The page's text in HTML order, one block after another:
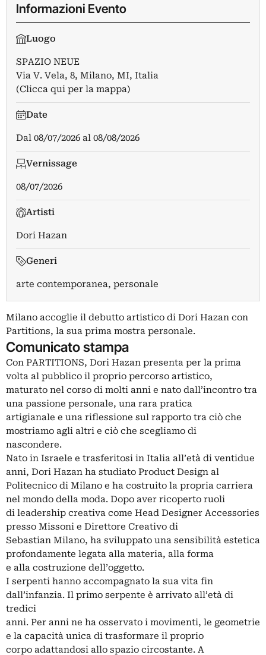
Informazioni Evento
Luogo
SPAZIO NEUE
Via V. Vela, 8, Milano, MI, Italia
(Clicca qui per la mappa)
Date
Dal 08/07/2026 al 08/08/2026
Vernissage
08/07/2026
Artisti
Dori Hazan
Generi
arte contemporanea, personale
Milano accoglie il debutto artistico di Dori Hazan con
Partitions, la sua prima mostra personale.
Comunicato stampa
Con PARTITIONS, Dori Hazan presenta per la prima
volta al pubblico il proprio percorso artistico,
maturato nel corso di molti anni e nato dall’incontro tra
una passione personale, una rara pratica
artigianale e una riflessione sul rapporto tra ciò che
mostriamo agli altri e ciò che scegliamo di
nascondere.
Nato in Israele e trasferitosi in Italia all’età di ventidue
anni, Dori Hazan ha studiato Product Design al
Politecnico di Milano e ha costruito la propria carriera
nel mondo della moda. Dopo aver ricoperto ruoli
di leadership creativa come Head Designer Accessories
presso Missoni e Direttore Creativo di
Sebastian Milano, ha sviluppato una sensibilità estetica
profondamente legata alla materia, alla forma
e alla costruzione dell’oggetto.
I serpenti hanno accompagnato la sua vita fin
dall’infanzia. Il primo serpente è arrivato all’età di
tredici
anni. Per anni ne ha osservato i movimenti, le geometrie
e la capacità unica di trasformare il proprio
corpo adattandosi allo spazio circostante. A